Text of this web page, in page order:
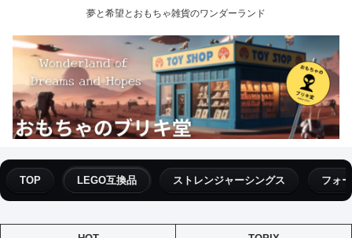
夢と希望とおもちゃ雑貨のワンダーランド
TOP LEGO互換品 ストレンジャーシングス フォ